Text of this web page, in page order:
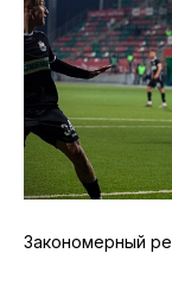
Закономерный